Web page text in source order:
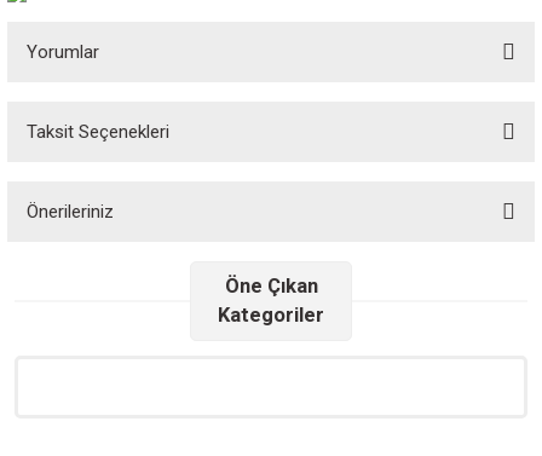
Yorumlar
Taksit Seçenekleri
Önerileriniz
yetersiz gördüğünüz noktaları öneri formunu kullanarak tarafımıza
Öne Çıkan
Kategoriler